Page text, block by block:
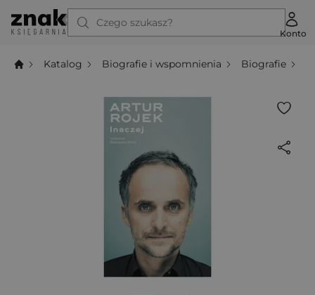
Czego szukasz?
Konto
Katalog Biografie i wspomnienia Biografie